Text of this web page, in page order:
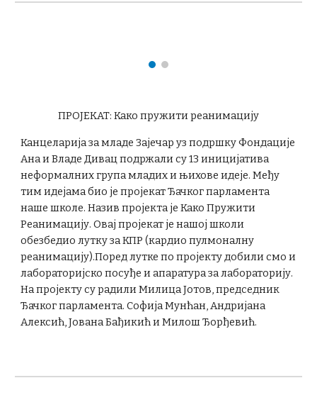
ПРОЈЕКАТ: Како пружити реанимацију
Канцеларија за младе Зајечар уз подршку Фондације
Ана и Владе Дивац подржали су 13 иницијатива
неформалних група младих и њихове идеје. Међу
тим идејама био је пројекат Ђачког парламента
наше школе. Назив пројекта је Како Пружити
Реанимацију. Овај пројекат је нашој школи
обезбедио лутку за КПР (кардио пулмоналну
реанимацију).Поред лутке по пројекту добили смо и
лабораторијско посуђе и апаратура за лабораторију.
На пројекту су радили Милица Јотов, председник
Ђачког парламента. Софија Мунћан, Андријана
Алексић, Јована Бађикић и Милош Ђорђевић.